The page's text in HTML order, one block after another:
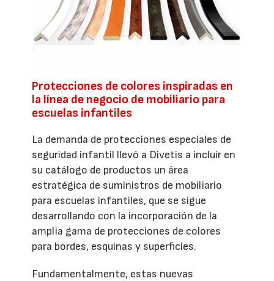
Protecciones de colores inspiradas en
la línea de negocio de mobiliario para
escuelas infantiles
La demanda de protecciones especiales de
seguridad infantil llevó a Divetis a incluir en
su catálogo de productos un área
estratégica de suministros de mobiliario
para escuelas infantiles, que se sigue
desarrollando con la incorporación de la
amplia gama de protecciones de colores
para bordes, esquinas y superficies.
Fundamentalmente, estas nuevas